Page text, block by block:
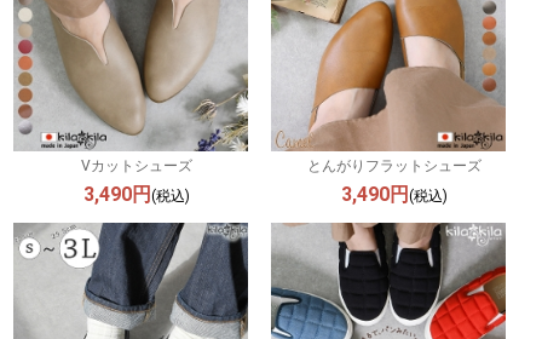
Vカットシューズ
3,490円(税込)
とんがりフラットシューズ
3,490円 (税込)